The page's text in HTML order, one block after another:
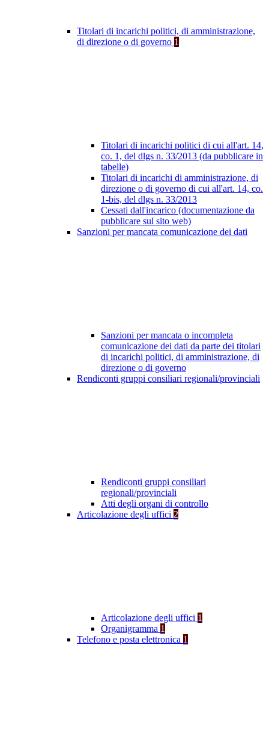
Titolari di incarichi politici, di amministrazione,
di direzione o di governo 1
Titolari di incarichi politici di cui all'art. 14,
co. 1, del dlgs n. 33/2013 (da pubblicare in
tabelle)
Titolari di incarichi di amministrazione, di
direzione o di governo di cui all'art. 14, co.
1-bis, del dlgs n. 33/2013
Cessati dall'incarico (documentazione da
pubblicare sul sito web)
Sanzioni per mancata comunicazione dei dati
Sanzioni per mancata o incompleta
comunicazione dei dati da parte dei titolari
di incarichi politici, di amministrazione, di
direzione o di governo
Rendiconti gruppi consiliari regionali/provinciali
Rendiconti gruppi consiliari
regionali/provinciali
Atti degli organi di controllo
Articolazione degli uffici 2
Articolazione degli uffici 1
Organigramma 1
Telefono e posta elettronica 1